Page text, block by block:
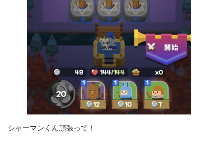
シャーマンくん頑張って！